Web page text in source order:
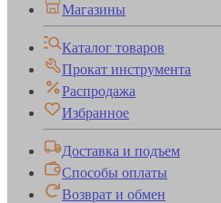
Магазины
Каталог товаров
Прокат инструмента
Распродажа
Избранное
Доставка и подъем
Способы оплаты
Возврат и обмен